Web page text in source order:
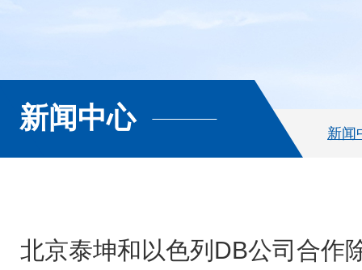
新闻中心 新闻
北京泰坤和以色列DB公司合作